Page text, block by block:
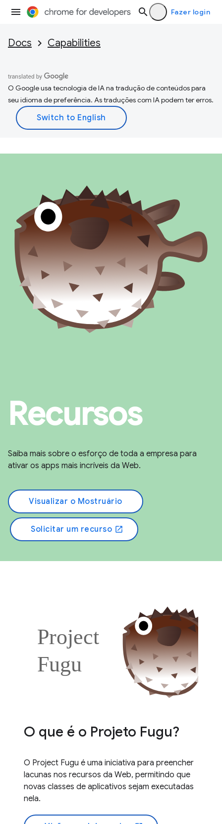
Fazer login
Docs Capabilities
O Google usa tecnologia de IA na tradução de conteúdos para
seu idioma de preferência. As traduções com IA podem ter erros.
Recursos
Saiba mais sobre o esforço de toda a empresa para
ativar os apps mais incríveis da Web.
Visualizar o Mostruário
Solicitar um recurso open_in_new
O que é o Projeto Fugu?
O Project Fugu é uma iniciativa para preencher
lacunas nos recursos da Web, permitindo que
novas classes de aplicativos sejam executadas
nela.